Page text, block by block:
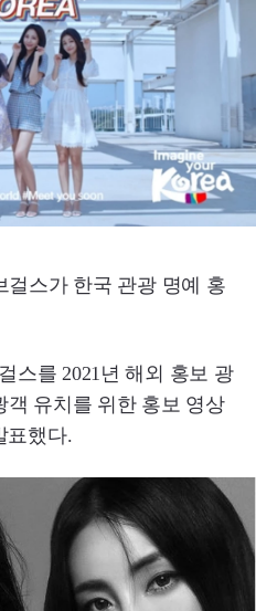
걸스가 한국 관광 명예 홍
스를 2021년 해외 홍보 광
객 유치를 위한 홍보 영상
표했다.